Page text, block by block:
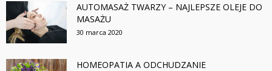
AUTOMASAŻ TWARZY – NAJLEPSZE OLEJE DO
MASAŻU
30 marca 2020
HOMEOPATIA A ODCHUDZANIE